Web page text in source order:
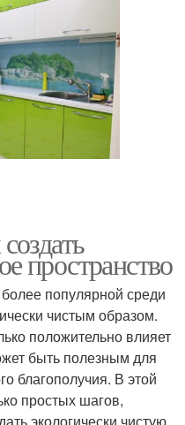
пространство
популярной среди
чистым образом.
положительно влияет
быть полезным для
благополучия. В этой
простых шагов,